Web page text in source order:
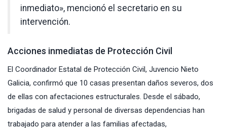
inmediato», mencionó el secretario en su
intervención.
Acciones inmediatas de Protección Civil
El Coordinador Estatal de Protección Civil, Juvencio Nieto
Galicia, confirmó que 10 casas presentan daños severos, dos
de ellas con afectaciones estructurales. Desde el sábado,
brigadas de salud y personal de diversas dependencias han
trabajado para atender a las familias afectadas,